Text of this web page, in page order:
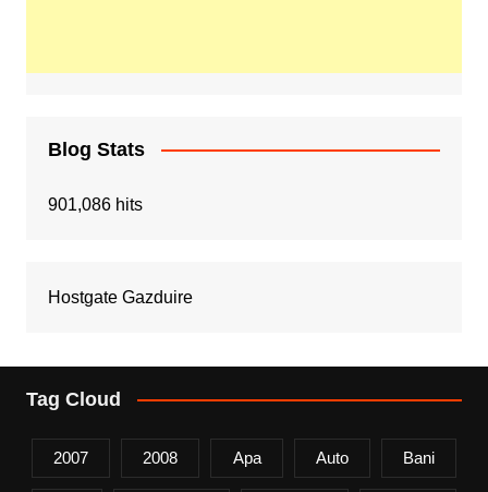
Blog Stats
901,086 hits
Hostgate Gazduire
Tag Cloud
2007 2008 Apa Auto Bani